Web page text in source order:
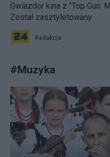
Gwiazdor kina z "Top Gun:
Został zasztyletowany
Redakcja
#Muzyka